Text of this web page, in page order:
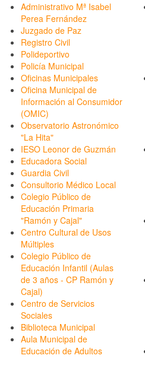
Administrativo Mª Isabel
Perea Fernández
Juzgado de Paz
Registro Civil
Polideportivo
Policía Municipal
Oficinas Municipales
Oficina Municipal de
Información al Consumidor
(OMIC)
Observatorio Astronómico
"La Hita"
IESO Leonor de Guzmán
Educadora Social
Guardia Civil
Consultorio Médico Local
Colegio Público de
Educación Primaria
"Ramón y Cajal"
Centro Cultural de Usos
Múltiples
Colegio Público de
Educación Infantil (Aulas
de 3 años - CP Ramón y
Cajal)
Centro de Servicios
Sociales
Biblioteca Municipal
Aula Municipal de
Educación de Adultos